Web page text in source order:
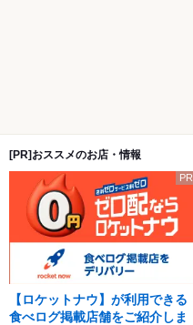
[PR]おススメのお店・情報
PR
【ロケットナウ】が利用できる
食べログ掲載店舗をご紹介しま